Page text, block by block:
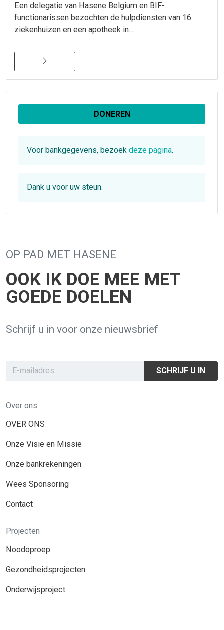
Een delegatie van Hasene Belgium en BIF-
functionarissen bezochten de hulpdiensten van 16
ziekenhuizen en een apotheek in...
DONEREN
Voor bankgegevens, bezoek deze pagina.
Dank u voor uw steun.
OP PAD MET HASENE
OOK IK DOE MEE MET
GOEDE DOELEN
Schrijf u in voor onze nieuwsbrief
SCHRIJF U IN
Over ons
OVER ONS
Onze Visie en Missie
Onze bankrekeningen
Wees Sponsoring
Contact
Projecten
Noodoproep
Gezondheidsprojecten
Onderwijsproject